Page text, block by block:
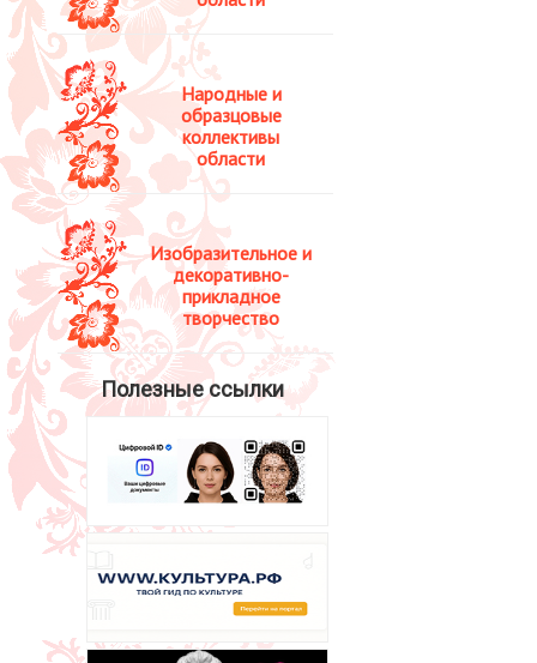
Народные и
образцовые
коллективы
области
Изобразительное и
декоративно-
прикладное
творчество
Полезные ссылки